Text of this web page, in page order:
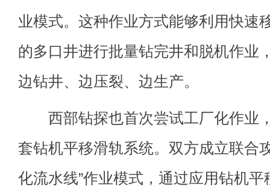
业模式。这种作业方式能够利用快速
的多口井进行批量钻完井和脱机作业
边钻井、边压裂、边生产。
西部钻探也首次尝试工厂化作业
套钻机平移滑轨系统。双方成立联合
化流水线”作业模式，通过应用钻机